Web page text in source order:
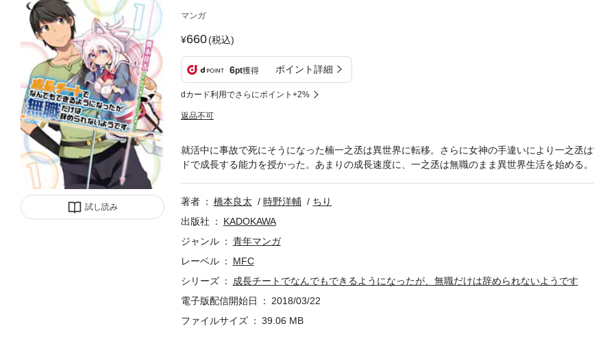
試し読み
マンガ
660(税込)
6pt獲得 ポイント詳細
dカード利用でさらにポイント+2%
返品不可
就活中に事故で死にそうになった楠一之丞は異世界に転移。さらに女神の手違いにより一之丞
ドで成長する能力を授かった。あまりの成長速度に、一之丞は無職のまま異世界生活を始める。
著者 橋本良太 時野洋輔
ちり
出版社
KADOKAWA
ジャンル
青年マンガ
レーベル
MFC
シリーズ
成長チートでなんでもできるようになったが、無職だけは辞められないようです
電子版配信開始日
2018/03/22
ファイルサイズ
39.06 MB